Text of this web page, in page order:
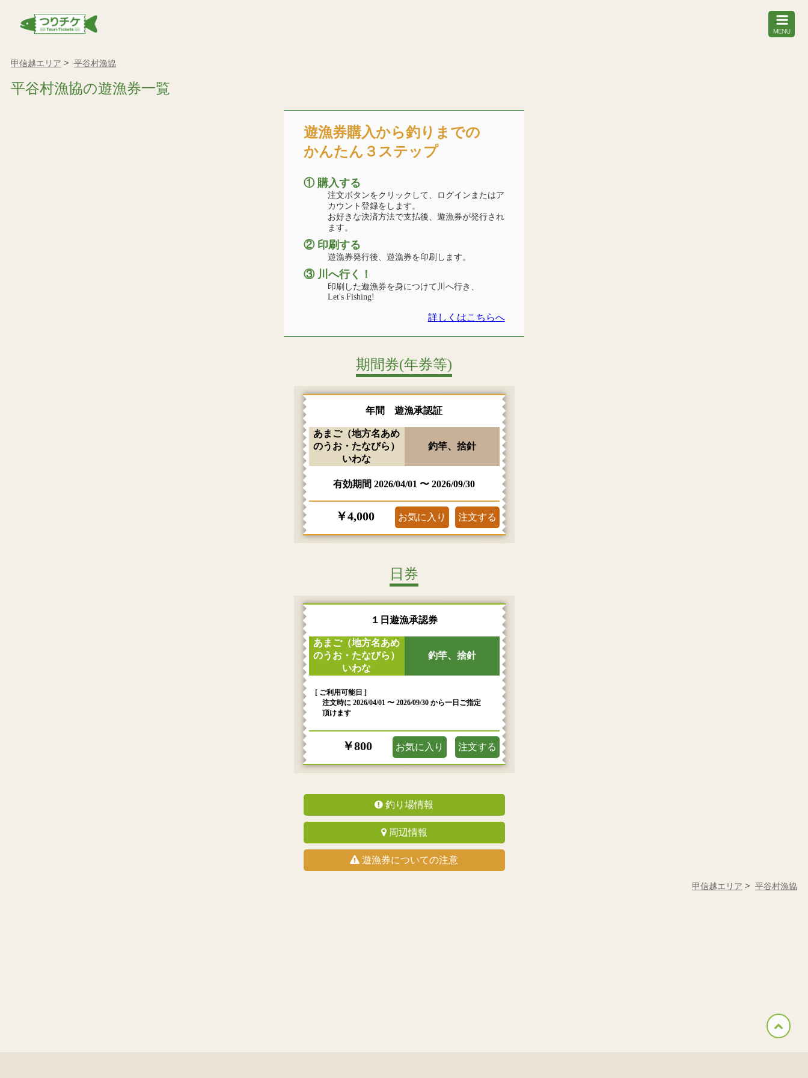
甲信越エリア 平谷村漁協
平谷村漁協の遊漁券一覧
遊漁券購入から釣りまでの
かんたん３ステップ
① 購入する
注文ボタンをクリックして、ログインまたはア
カウント登録をします。
お好きな決済方法で支払後、遊漁券が発行され
ます。
② 印刷する
遊漁券発行後、遊漁券を印刷します。
③ 川へ行く！
印刷した遊漁券を身につけて川へ行き、
Let's Fishing!
詳しくはこちらへ
期間券(年券等)
年間 遊漁承認証
あまご（地方名あめ
のうお・たなびら）
いわな
釣竿、捨針
有効期間 2026/04/01 〜 2026/09/30
￥4,000 お気に入り 注文する
日券
１日遊漁承認券
あまご（地方名あめ
のうお・たなびら）
いわな
釣竿、捨針
[ ご利用可能日 ]
注文時に 2026/04/01 〜 2026/09/30 から一日ご指定
頂けます
￥800 お気に入り 注文する
釣り場情報
周辺情報
遊漁券についての注意
甲信越エリア 平谷村漁協